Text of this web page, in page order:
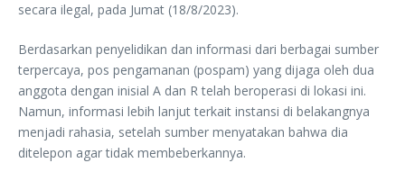
secara ilegal, pada Jumat (18/8/2023).
Berdasarkan penyelidikan dan informasi dari berbagai sumber
terpercaya, pos pengamanan (pospam) yang dijaga oleh dua
anggota dengan inisial A dan R telah beroperasi di lokasi ini.
Namun, informasi lebih lanjut terkait instansi di belakangnya
menjadi rahasia, setelah sumber menyatakan bahwa dia
ditelepon agar tidak membeberkannya.